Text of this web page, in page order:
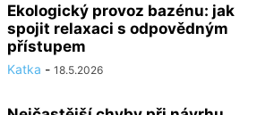
Ekologický provoz bazénu: jak
spojit relaxaci s odpovědným
přístupem
Katka - 18.5.2026